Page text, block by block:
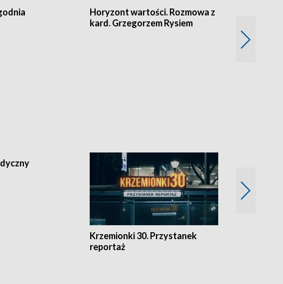
Horyzont wartości. Rozmowa z
kard. Grzegorzem Rysiem
Krzemionki 30. Przystanek
reportaż